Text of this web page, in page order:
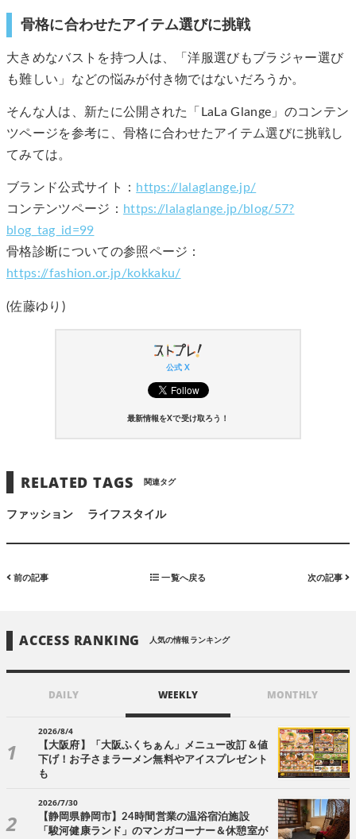
骨格に合わせたアイテム選びに挑戦
大きめなバストを持つ人は、「洋服選びもブラジャー選び
も難しい」などの悩みが付き物ではないだろうか。
そんな人は、新たに公開された「LaLa Glange」のコンテン
ツページを参考に、骨格に合わせたアイテム選びに挑戦し
てみては。
ブランド公式サイト： https://lalaglange.jp/
コンテンツページ： https://lalaglange.jp/blog/57?
blog_tag_id=99
骨格診断についての参照ページ：
https://fashion.or.jp/kokkaku/
(佐藤ゆり)
公式 X
最新情報をXで受け取ろう！
RELATED TAGS 関連タグ
ファッション ライフスタイル
前の記事 一覧へ戻る 次の記事
ACCESS RANKING 人気の情報ランキング
DAILY WEEKLY MONTHLY
2026/8/4
【大阪府】「大阪ふくちぁん」メニュー改訂＆値
下げ！お子さまラーメン無料やアイスプレゼント
も
2026/7/30
【静岡県静岡市】24時間営業の温浴宿泊施設
「駿河健康ランド」のマンガコーナー＆休憩室が